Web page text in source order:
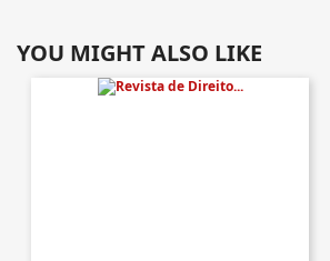
YOU MIGHT ALSO LIKE